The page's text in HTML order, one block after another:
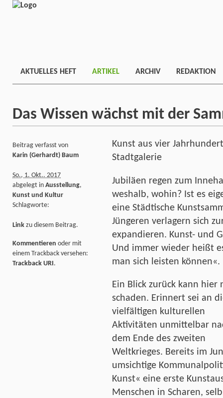
AKTUELLES HEFT ARTIKEL ARCHIV REDAKTION
Das Wissen wächst mit der
Kunst aus vier
Stadtgalerie
Jubiläen regen zum
weshalb, wohin? Ist es
eine Städtische
Jüngeren verlagern sich
expandieren. Kunst- und
Und immer wieder heißt
man sich leisten können«.
Ein Blick zurück kann hier
schaden. Erinnert sei an
vielfältigen kulturellen
Aktivitäten unmittelbar
dem Ende des zweiten
Weltkrieges. Bereits im
umsichtige
Kunst« eine erste
Menschen in Scharen,
Beitrag verfasst von
Karin (Gerhardt) Baum
So., 1. Okt.. 2017
abgelegt in Ausstellung,
Kunst und Kultur
Schlagworte:
Link zu diesem Beitrag.
Kommentieren oder mit
einem Trackback versehen:
Trackback URI.